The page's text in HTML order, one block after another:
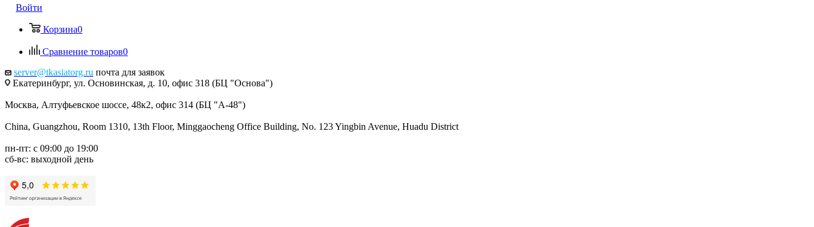
Войти
Корзина0
Сравнение товаров0
server@tkasiatorg.ru почта для заявок
Екатеринбург, ул. Основинская, д. 10, офис 318 (БЦ "Основа")
Москва, Алтуфьевское шоссе, 48к2, офис 314 (БЦ "А-48")
China, Guangzhou, Room 1310, 13th Floor, Minggaocheng Office Building, No. 123 Yingbin Avenue, Huadu District
пн-пт: с 09:00 до 19:00
сб-вс: выходной день